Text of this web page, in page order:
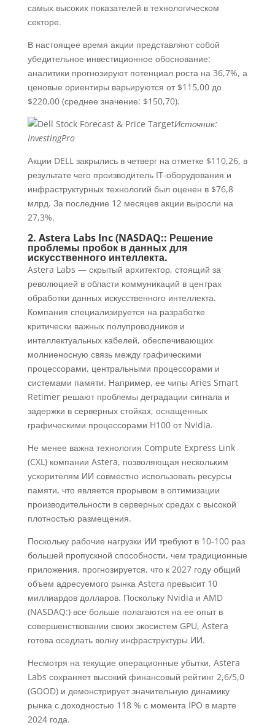
самых высоких показателей в технологическом
секторе.
В настоящее время акции представляют собой
убедительное инвестиционное обоснование:
аналитики прогнозируют потенциал роста на 36,7%, а
ценовые ориентиры варьируются от $115,00 до
$220,00 (среднее значение: $150,70).
Источник:
InvestingPro
Акции DELL закрылись в четверг на отметке $110,26, в
результате чего производитель IT-оборудования и
инфраструктурных технологий был оценен в $76,8
млрд. За последние 12 месяцев акции выросли на
27,3%.
2. Astera Labs Inc (NASDAQ:: Решение
проблемы пробок в данных для
искусственного интеллекта.
Astera Labs — скрытый архитектор, стоящий за
революцией в области коммуникаций в центрах
обработки данных искусственного интеллекта.
Компания специализируется на разработке
критически важных полупроводников и
интеллектуальных кабелей, обеспечивающих
молниеносную связь между графическими
процессорами, центральными процессорами и
системами памяти. Например, ее чипы Aries Smart
Retimer решают проблемы деградации сигнала и
задержки в серверных стойках, оснащенных
графическими процессорами H100 от Nvidia.
Не менее важна технология Compute Express Link
(CXL) компании Astera, позволяющая нескольким
ускорителям ИИ совместно использовать ресурсы
памяти, что является прорывом в оптимизации
производительности в серверных средах с высокой
плотностью размещения.
Поскольку рабочие нагрузки ИИ требуют в 10-100 раз
большей пропускной способности, чем традиционные
приложения, прогнозируется, что к 2027 году общий
объем адресуемого рынка Astera превысит 10
миллиардов долларов. Поскольку Nvidia и AMD
(NASDAQ:) все больше полагаются на ее опыт в
совершенствовании своих экосистем GPU, Astera
готова оседлать волну инфраструктуры ИИ.
Несмотря на текущие операционные убытки, Astera
Labs сохраняет высокий финансовый рейтинг 2,6/5,0
(GOOD) и демонстрирует значительную динамику
рынка с доходностью 118 % с момента IPO в марте
2024 года.